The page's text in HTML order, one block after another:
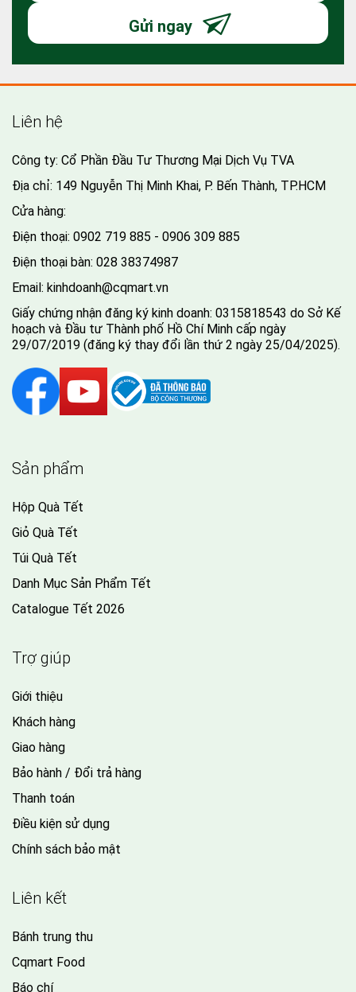
Gửi ngay
Liên hệ
Công ty: Cổ Phần Đầu Tư Thương Mại Dịch Vụ TVA
Địa chỉ: 149 Nguyễn Thị Minh Khai, P. Bến Thành, TP.HCM
Cửa hàng:
Điện thoại: 0902 719 885 - 0906 309 885
Điện thoại bàn: 028 38374987
Email: kinhdoanh@cqmart.vn
Giấy chứng nhận đăng ký kinh doanh: 0315818543 do Sở Kế
hoạch và Đầu tư Thành phố Hồ Chí Minh cấp ngày
29/07/2019 (đăng ký thay đổi lần thứ 2 ngày 25/04/2025).
Sản phẩm
Hộp Quà Tết
Giỏ Quà Tết
Túi Quà Tết
Danh Mục Sản Phẩm Tết
Catalogue Tết 2026
Trợ giúp
Giới thiệu
Khách hàng
Giao hàng
Bảo hành / Đổi trả hàng
Thanh toán
Điều kiện sử dụng
Chính sách bảo mật
Liên kết
Bánh trung thu
Cqmart Food
Báo chí